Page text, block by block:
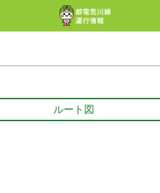
ルート図